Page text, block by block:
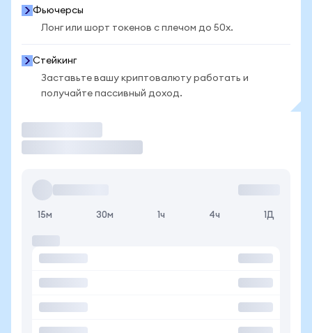
Фьючерсы
Лонг или шорт токенов с плечом до 50x.
Стейкинг
Заставьте вашу криптовалюту работать и
получайте пассивный доход.
15м 30м 1ч 4ч 1Д